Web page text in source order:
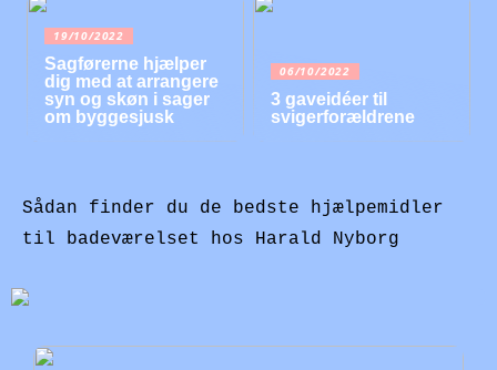
19/10/2022
Sagførerne hjælper
dig med at arrangere
syn og skøn i sager
om byggesjusk
06/10/2022
3 gaveidéer til
svigerforældrene
Sådan finder du de bedste hjælpemidler
til badeværelset hos Harald Nyborg